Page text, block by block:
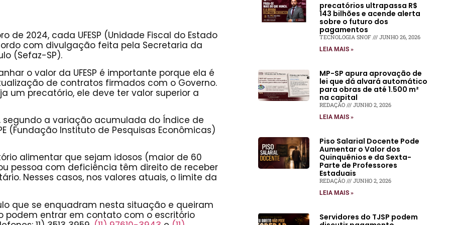
de 2024, cada UFESP (Unidade Fiscal do Estado
com divulgação feita pela Secretaria da
(Sefaz-SP).
o valor da UFESP é importante porque ela é
de contratos firmados com o Governo.
um precatório, ele deve ter valor superior a
segundo a variação acumulada do Índice de
(Fundação Instituto de Pesquisas Econômicas)
alimentar que sejam idosos (maior de 60
pessoa com deficiência têm direito de receber
Nesses casos, nos valores atuais, o limite da
que se enquadram nesta situação e queiram
podem entrar em contato com o escritório
precatórios ultrapassa R$
143 bilhões e acende alerta
sobre o futuro dos
pagamentos
TECNOLOGIA SNOF JUNHO 26, 2026
LEIA MAIS »
MP-SP apura aprovação de
lei que dá alvará automático
para obras de até 1.500 m²
na capital
REDAÇÃO JUNHO 2, 2026
LEIA MAIS »
Piso Salarial Docente Pode
Aumentar o Valor dos
Quinquênios e da Sexta-
Parte de Professores
Estaduais
REDAÇÃO JUNHO 2, 2026
LEIA MAIS »
Servidores do TJSP podem